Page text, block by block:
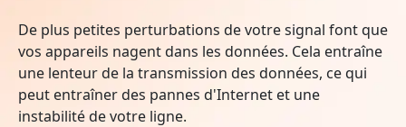
De plus petites perturbations de votre signal font que
vos appareils nagent dans les données. Cela entraîne
une lenteur de la transmission des données, ce qui
peut entraîner des pannes d'Internet et une
instabilité de votre ligne.